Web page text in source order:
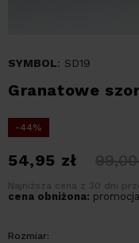
SYMBOL: SD19
Granatowe
-44%
54,95 zł
Najniższa cena z 30 dni
cena obniżona:
Rozmiar: